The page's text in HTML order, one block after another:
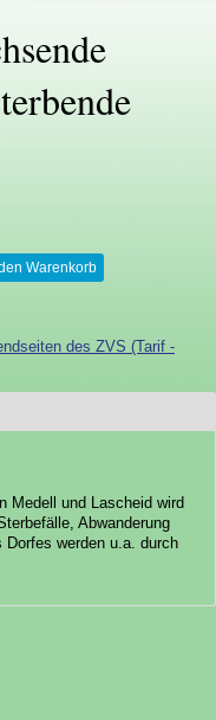
Warenkorb
des ZVS (Tarif -
Medell und Lascheid wird
Abwanderung
werden u.a. durch